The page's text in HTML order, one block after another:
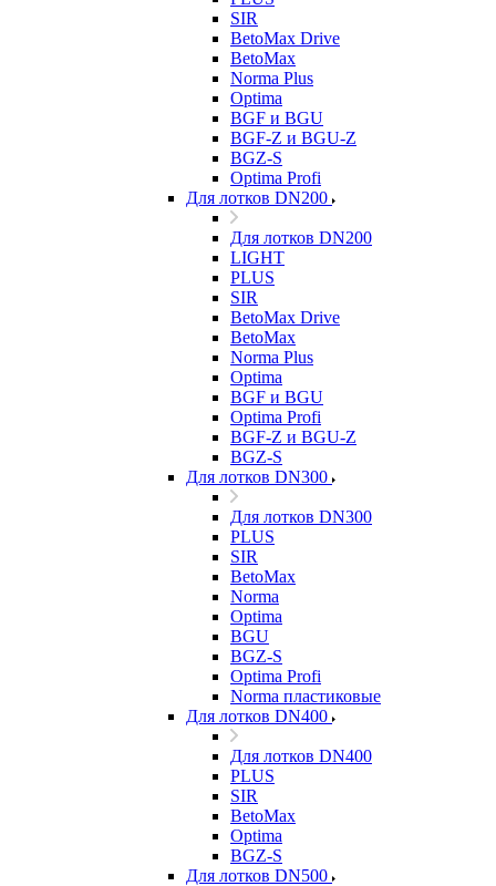
SIR
BetoMax Drive
BetoMax
Norma Plus
Optima
BGF и BGU
BGF-Z и BGU-Z
BGZ-S
Optima Profi
Для лотков DN200
Для лотков DN200
LIGHT
PLUS
SIR
BetoMax Drive
BetoMax
Norma Plus
Optima
BGF и BGU
Optima Profi
BGF-Z и BGU-Z
BGZ-S
Для лотков DN300
Для лотков DN300
PLUS
SIR
BetoMax
Norma
Optima
BGU
BGZ-S
Optima Profi
Norma пластиковые
Для лотков DN400
Для лотков DN400
PLUS
SIR
BetoMax
Optima
BGZ-S
Для лотков DN500